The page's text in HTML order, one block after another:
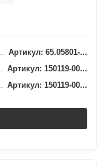
Артикул: 65.05801-...
Артикул: 150119-00...
Артикул: 150119-00...